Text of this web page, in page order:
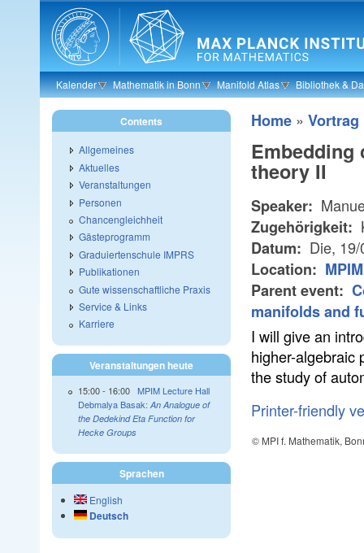
Skip to main content
Kalender Mathematik in Bonn Manifold Atlas Bibliothek &
Home » Vortrag
theory II
Speaker:
Zugehörigkeit:
Datum: Die,
Location:
Parent event:
manifolds and
I will give an
higher-algebraic
the study of
Printer-friendly
© MPI f. Mathematik,
Contents
Allgemeines
Aktuelles
Veranstaltungen
Personen
Chancengleichheit
Gästeprogramm
Graduiertenschule IMPRS
Publikationen
Gute wissenschaftliche Praxis
Service & Links
Karriere
Veranstaltungen heute
15:00- 16:00 MPIM Lecture Hall
Debmalya Basak: An Analogue of
the Dedekind Eta Function for
Hecke Groups
Sprachen
English
Deutsch